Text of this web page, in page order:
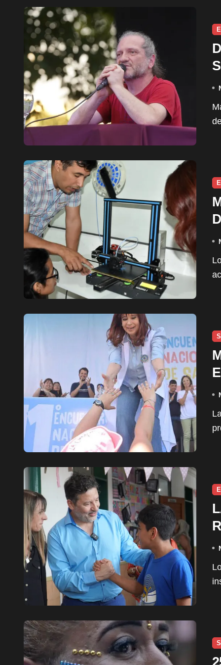
Más de 250 instituciones se reunieron en una jornada
Los vecinos y vecinas mayores de 18, o menores
La ex presidenta Cristina Fernández de Kirchner se
Los alumnos y alumnas de 1ro a 6to año de la